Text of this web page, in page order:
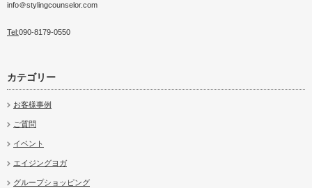
info＠stylingcounselor.com
Tel:090-8179-0550
カテゴリー
お客様事例
ご質問
イベント
エイジングヨガ
グループショッピング